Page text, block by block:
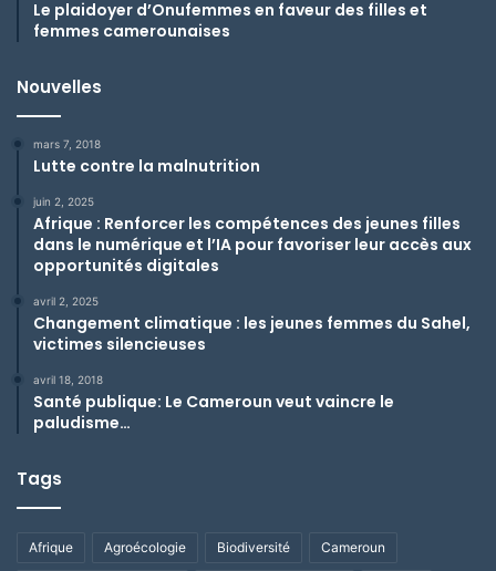
Le plaidoyer d’Onufemmes en faveur des filles et
femmes camerounaises
Nouvelles
mars 7, 2018
Lutte contre la malnutrition
juin 2, 2025
Afrique : Renforcer les compétences des jeunes filles
dans le numérique et l’IA pour favoriser leur accès aux
opportunités digitales
avril 2, 2025
Changement climatique : les jeunes femmes du Sahel,
victimes silencieuses
avril 18, 2018
Santé publique: Le Cameroun veut vaincre le
paludisme…
Tags
Afrique Agroécologie Biodiversité Cameroun